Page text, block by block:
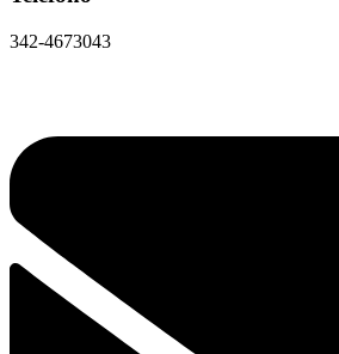
342-4673043